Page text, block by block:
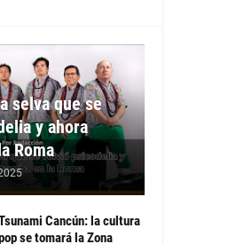
selva que se
y ahora
Roma
Cancún: la cultura
se tomará la Zona